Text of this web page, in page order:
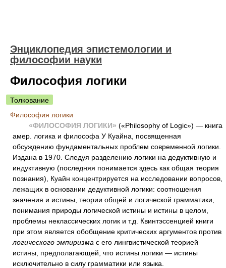
Энциклопедия эпистемологии и
философии науки
Философия логики
Толкование
Философия логики
«ФИЛОСОФИЯ ЛОГИКИ» («Philosophy of Logic») — книга
амер. логика и философа У Куайна, посвященная
обсуждению фундаментальных проблем современной логики.
Издана в 1970. Следуя разделению логики на дедуктивную и
индуктивную (последняя понимается здесь как общая теория
познания), Куайн концентрируется на исследовании вопросов,
лежащих в основании дедуктивной логики: соотношения
значения и истины, теории общей и логической грамматики,
понимания природы логической истины и истины в целом,
проблемы неклассических логик и т.д. Квинтэссенцией книги
при этом является обобщение критических аргументов против
логического эмпиризма с его лингвистической теорией
истины, предполагающей, что истины логики — истины
исключительно в силу грамматики или языка.